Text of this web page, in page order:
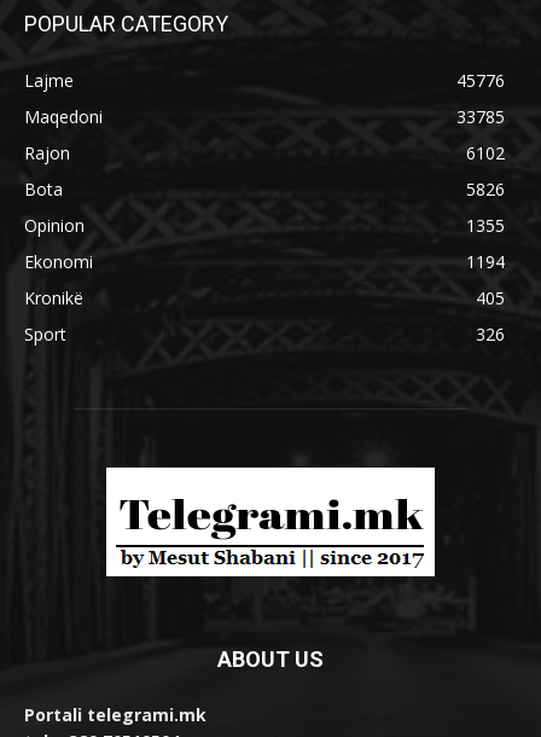
POPULAR CATEGORY
Lajme
45776
Maqedoni
33785
Rajon
6102
Bota
5826
Opinion
1355
Ekonomi
1194
Kronikë
405
Sport
326
ABOUT US
Portali telegrami.mk